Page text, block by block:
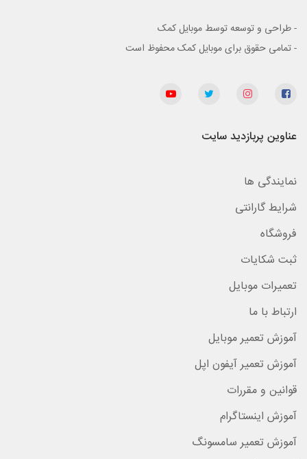
- طراحی و توسعه توسط موبایل کمک
- تمامی حقوق برای موبایل کمک محفوظ است
عناوین پربازدید سایت
نمایندگی ها
شرایط گارانتی
فروشگاه
ثبت شکایات
تعمیرات موبایل
ارتباط با ما
آموزش تعمیر موبایل
آموزش تعمیر آیفون اپل
قوانین و مقررات
آموزش اینستاگرام
آموزش تعمیر سامسونگ